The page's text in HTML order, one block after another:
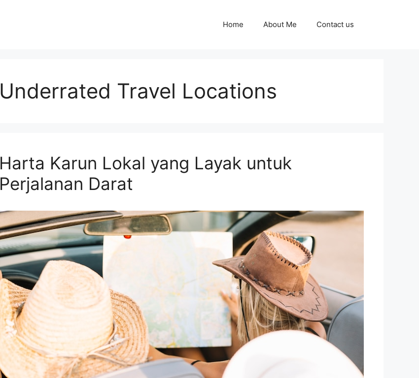
Home About Me Contact us
Underrated Travel Locations
Harta Karun Lokal yang Layak untuk
Perjalanan Darat